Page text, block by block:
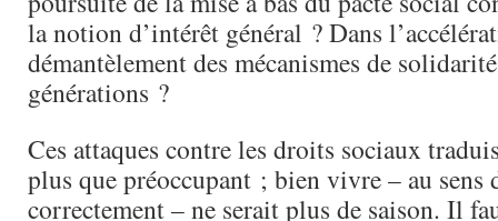
la notion d’intérêt général ? Dans
démantèlement des mécanismes de
générations ?
Ces attaques contre les droits sociaux
plus que préoccupant ; bien vivre – au sens
correctement – ne serait plus de saison. Il